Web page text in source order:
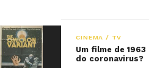
CINEMA / TV
Um filme de
do coronavirus?